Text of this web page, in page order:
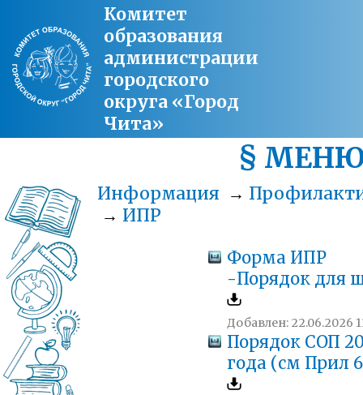
Комитет
образования
администрации
городского
округа «Город
Чита»
§
Информация →
→ ИПР
Форма ИПР
-Порядок для
Добавлен: 22.06.2026
Порядок СОП
года (см Прил